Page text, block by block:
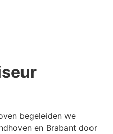
begeleiden we
en Brabant door